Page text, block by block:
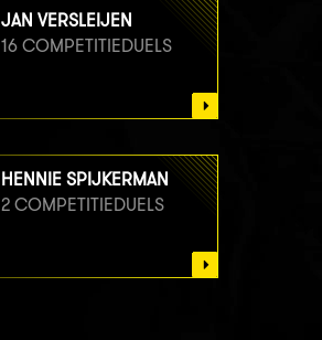
JAN VERSLEIJEN
16 COMPETITIEDUELS
HENNIE SPIJKERMAN
2 COMPETITIEDUELS